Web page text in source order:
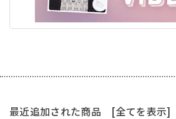
最近追加された商品 [全てを表示]